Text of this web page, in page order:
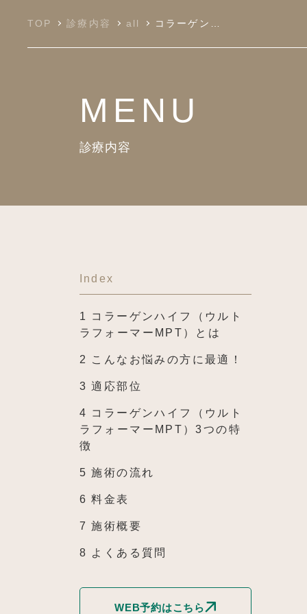
TOP 診療内容 all コラーゲンハイフ
MENU
診療内容
Index
1
コラーゲンハイフ（ウルト
ラフォーマーMPT）とは
2 こんなお悩みの方に最適！
3 適応部位
4 コラーゲンハイフ（ウルト
ラフォーマーMPT）3つの特
徴
5 施術の流れ
6 料金表
7 施術概要
8 よくある質問
WEB予約はこちら